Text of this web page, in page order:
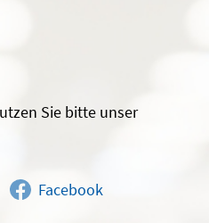
Sie bitte unser
Facebook